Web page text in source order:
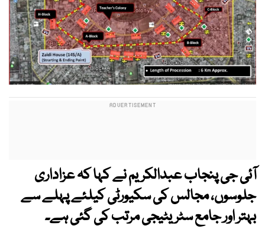
آئی جی پنجاب عبدالکریم نے کہا کہ عزاداری
جلوسوں، مجالس کی سکیورٹی کیلئے پہلے سے
بہتر اور جامع سٹریٹیجی مرتب کی گئی ہے۔